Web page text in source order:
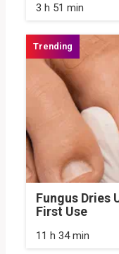
3 h 51 min
Fungus Dries
First Use
11 h 34 min